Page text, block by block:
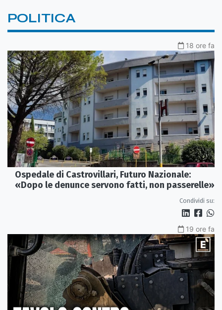
POLITICA
18 ore fa
Ospedale di Castrovillari, Futuro Nazionale:
«Dopo le denunce servono fatti, non passerelle»
Condividi su:
19 ore fa